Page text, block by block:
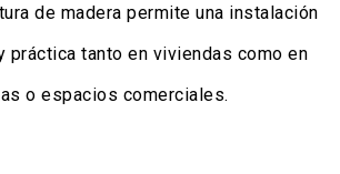
de madera permite una instalación
práctica tanto en viviendas como en
o espacios comerciales.